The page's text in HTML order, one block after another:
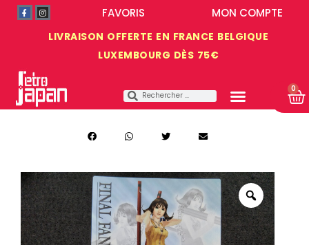
LIVRAISON OFFERTE EN FRANCE BELGIQUE
LUXEMBOURG DÈS 75€
MON COMPTE
FAVORIS
0